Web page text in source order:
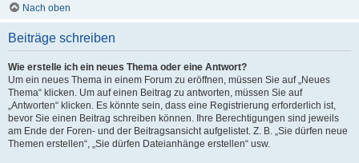
Nach oben
Beiträge schreiben
Wie erstelle ich ein neues Thema oder eine Antwort?
Um ein neues Thema in einem Forum zu eröffnen, müssen Sie auf „Neues
Thema“ klicken. Um auf einen Beitrag zu antworten, müssen Sie auf
„Antworten“ klicken. Es könnte sein, dass eine Registrierung erforderlich ist,
bevor Sie einen Beitrag schreiben können. Ihre Berechtigungen sind jeweils
am Ende der Foren- und der Beitragsansicht aufgelistet. Z. B. „Sie dürfen neue
Themen erstellen“, „Sie dürfen Dateianhänge erstellen“ usw.